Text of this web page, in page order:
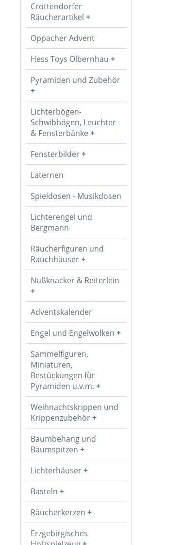
Crottendorfer
Räucherartikel
Oppacher Advent
Hess Toys Olbernhau
Pyramiden und Zubehör
Lichterbögen-
Schwibbögen, Leuchter
& Fensterbänke
Fensterbilder
Laternen
Spieldosen - Musikdosen
Lichterengel und
Bergmann
Räucherfiguren und
Rauchhäuser
Nußknacker & Reiterlein
Adventskalender
Engel und Engelwolken
Sammelfiguren,
Miniaturen,
Bestückungen für
Pyramiden u.v.m.
Weihnachtskrippen und
Krippenzubehör
Baumbehang und
Baumspitzen
Lichterhäuser
Basteln
Räucherkerzen
Erzgebirgisches